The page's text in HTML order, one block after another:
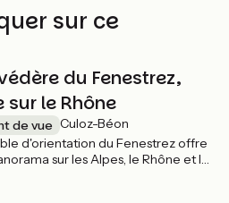
sur ce
du Fenestrez,
sur le Rhône
de vue Culoz-Béon
d'orientation du Fenestrez offre
sur les Alpes, le Rhône et le